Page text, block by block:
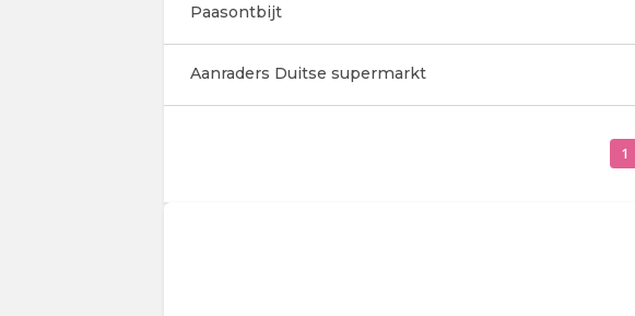
Paasontbijt
Aanraders Duitse supermarkt
1